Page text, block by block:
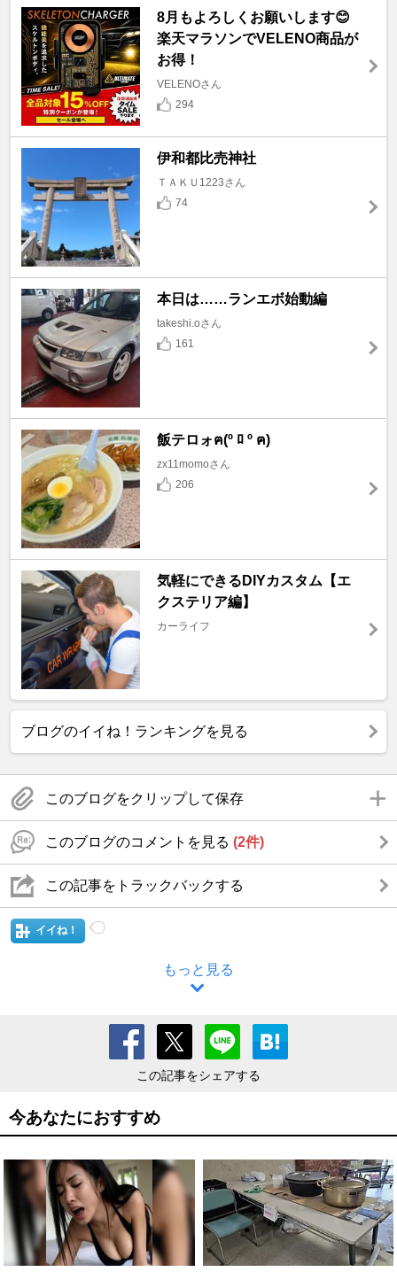
8月もよろしくお願いします😊
楽天マラソンでVELENO商品が
お得！
VELENOさん
294
伊和都比売神社
ＴＡＫＵ1223さん
74
本日は……ランエボ始動編
takeshi.oさん
161
飯テロォฅ(º ﾛ º ฅ)
zx11momoさん
206
気軽にできるDIYカスタム【エ
クステリア編】
カーライフ
ブログのイイね！ランキングを見る
このブログをクリップして保存
このブログのコメントを見る (2件)
この記事をトラックバックする
イイね！
もっと見る
この記事をシェアする
今あなたにおすすめ